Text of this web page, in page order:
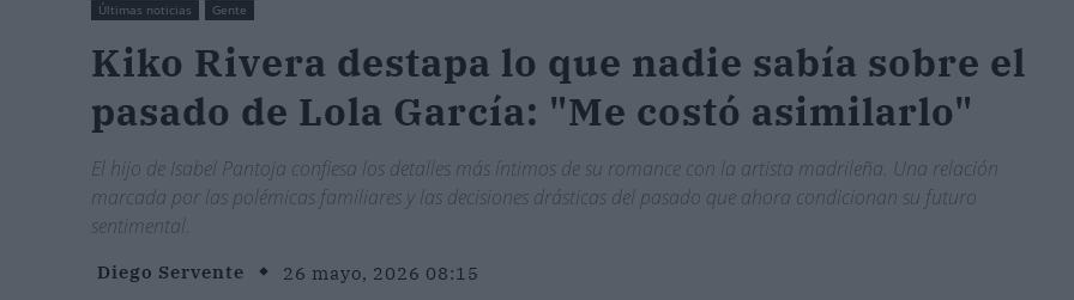
Últimas noticias Gente
Kiko Rivera destapa lo que nadie sabía sobre el
pasado de Lola García: "Me costó asimilarlo"
El hijo de Isabel Pantoja confiesa los detalles más íntimos de su romance con la artista madrileña. Una relación
marcada por las polémicas familiares y las decisiones drásticas del pasado que ahora condicionan su futuro
sentimental.
Diego Servente 26 mayo, 2026 08:15